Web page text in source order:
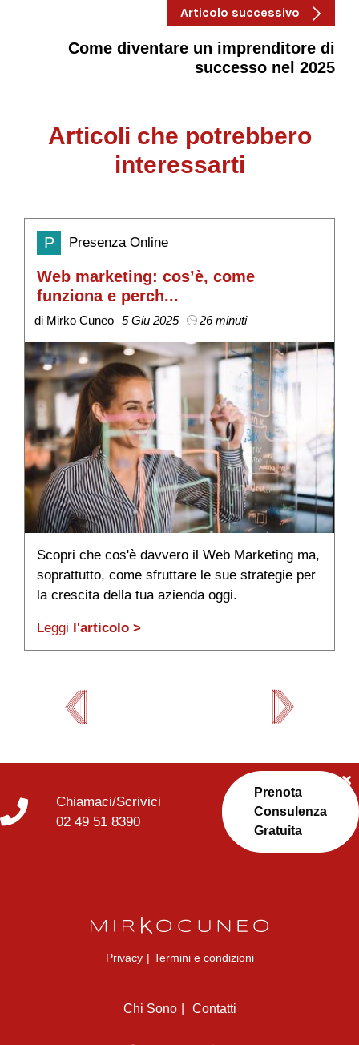
Articolo successivo
Come diventare un imprenditore di
successo nel 2025
Articoli che potrebbero
interessarti
P Presenza Online
Web marketing: cos’è, come
funziona e perch...
di Mirko Cuneo 5 Giu 2025 26 minuti
Scopri che cos'è davvero il Web Marketing ma,
soprattutto, come sfruttare le sue strategie per
la crescita della tua azienda oggi.
Leggi l'articolo >
Chiamaci/Scrivici
02 49 51 8390
Prenota
Consulenza
Gratuita
Privacy | Termini e condizioni
Chi Sono Contatti